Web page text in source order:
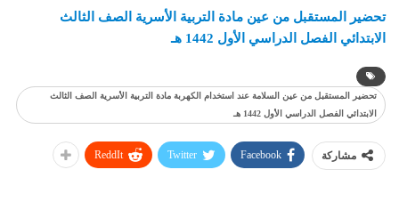
تحضير المستقبل من عين مادة التربية الأسرية الصف الثالث
الابتدائي الفصل الدراسي الأول 1442 هـ
تحضير المستقبل من عين السلامة عند استخدام الكهربة مادة التربية الأسرية الصف الثالث
الابتدائي الفصل الدراسي الأول 1442 هـ
مشاركة Facebook
Twitter
ReddIt